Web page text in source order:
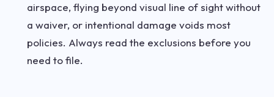
airspace, flying beyond visual line of sight without
a waiver, or intentional damage voids most
policies. Always read the exclusions before you
need to file.